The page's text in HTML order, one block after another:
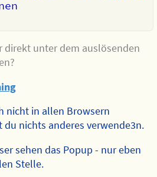
direkt unter dem auslösenden
nicht in allen Browsern
nichts anderes verwende3n.
sehen das Popup - nur eben
Stelle.